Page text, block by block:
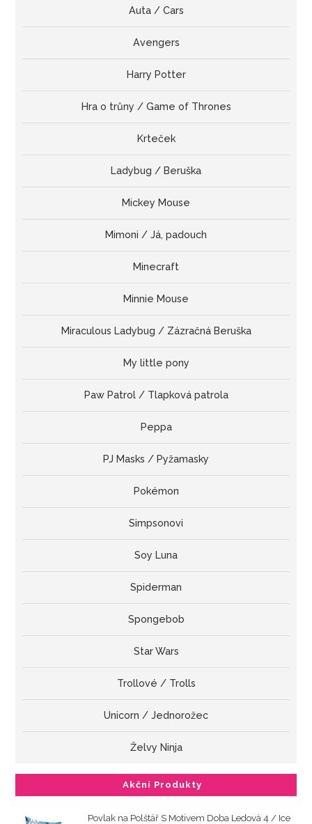
Auta / Cars
Avengers
Harry Potter
Hra o trůny / Game of Thrones
Krteček
Ladybug / Beruška
Mickey Mouse
Mimoni / Já, padouch
Minecraft
Minnie Mouse
Miraculous Ladybug / Zázračná Beruška
My little pony
Paw Patrol / Tlapková patrola
Peppa
PJ Masks / Pyžamasky
Pokémon
Simpsonovi
Soy Luna
Spiderman
Spongebob
Star Wars
Trollové / Trolls
Unicorn / Jednorožec
Želvy Ninja
Akční Produkty
Povlak na Polštář S Motivem Doba Ledová 4 / Ice